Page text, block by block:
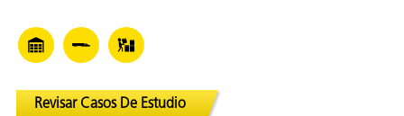
Revisar Casos De Estudio